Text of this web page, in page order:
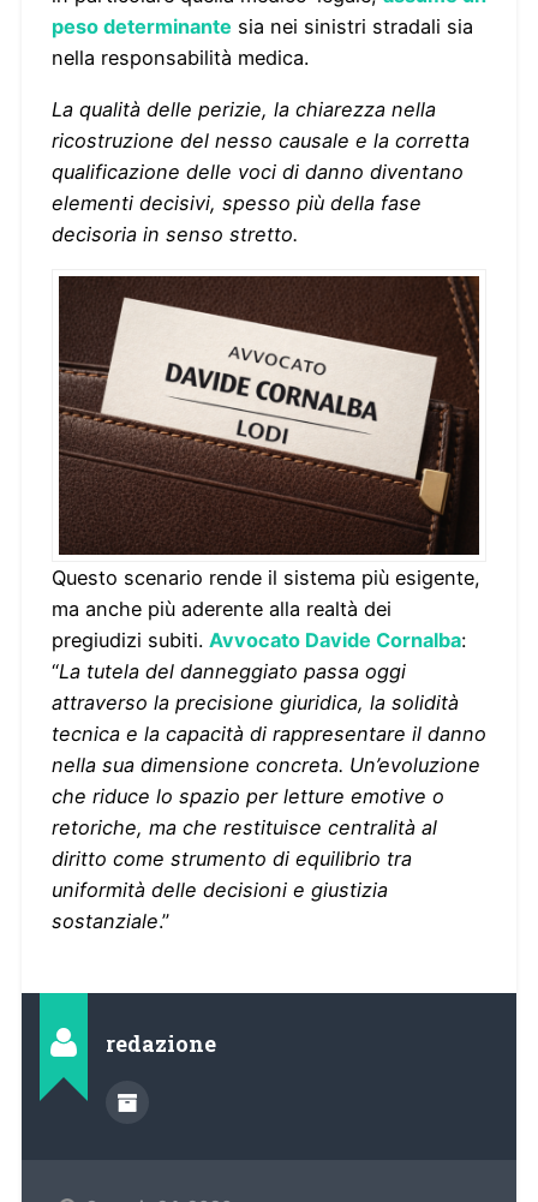
peso determinante sia nei sinistri stradali sia
nella responsabilità medica.
La qualità delle perizie, la chiarezza nella
ricostruzione del nesso causale e la corretta
qualificazione delle voci di danno diventano
elementi decisivi, spesso più della fase
decisoria in senso stretto.
Questo scenario rende il sistema più esigente,
ma anche più aderente alla realtà dei
pregiudizi subiti. Avvocato Davide Cornalba:
“La tutela del danneggiato passa oggi
attraverso la precisione giuridica, la solidità
tecnica e la capacità di rappresentare il danno
nella sua dimensione concreta. Un’evoluzione
che riduce lo spazio per letture emotive o
retoriche, ma che restituisce centralità al
diritto come strumento di equilibrio tra
uniformità delle decisioni e giustizia
sostanziale.”
redazione